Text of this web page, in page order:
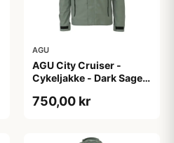
AGU
AGU City Cruiser -
Cykeljakke - Dark Sage -
750,00 kr